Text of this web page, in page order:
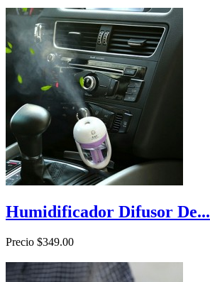
 Vista rápida
Humidificador Difusor De...
Precio $349.00